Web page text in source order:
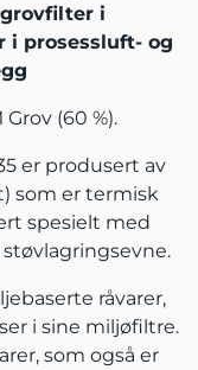
i
i prosessluft- og
(60 %).
er produsert av
som er termisk
spesielt med
råvarer,
i sine miljøfiltre.
som også er